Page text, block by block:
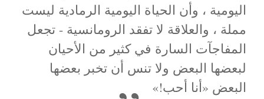
اليومية ، وأن الحياة اليومية الرمادية ليست
مملة ، والعلاقة لا تفقد الرومانسية - تجعل
المفاجآت السارة في كثير من الأحيان
لبعضها البعض ولا تنس أن تخبر بعضها
البعض «أنا أحب!»